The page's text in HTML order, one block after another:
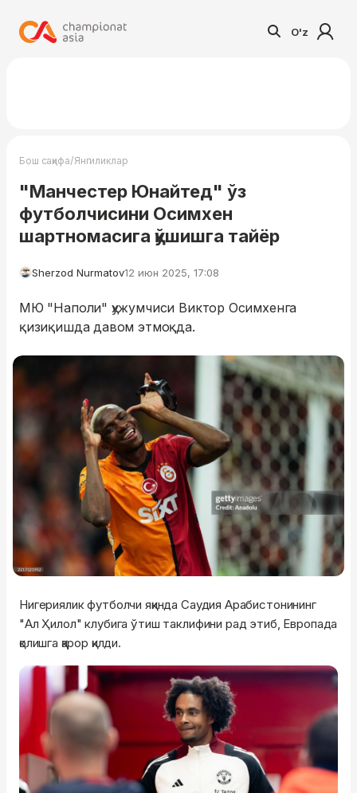
O'z
Бош саҳифа/Янгиликлар
"Манчестер Юнайтед" ўз
футболчисини Осимхен
шартномасига қўшишга тайёр
Sherzod Nurmatov12 июн 2025, 17:08
МЮ "Наполи" ҳужумчиси Виктор Осимхенга
қизиқишда давом этмоқда.
Нигериялик футболчи яқинда Саудия Арабистонининг
"Ал Ҳилол" клубига ўтиш таклифини рад этиб, Европада
қолишга қарор қилди.